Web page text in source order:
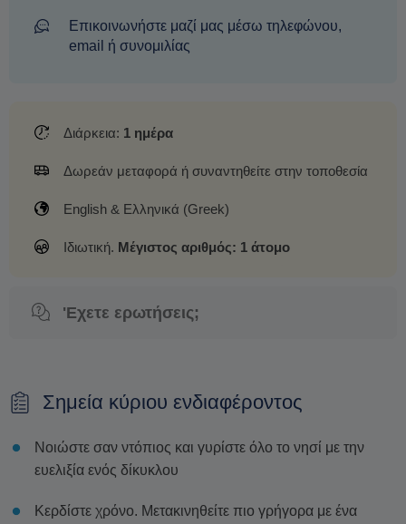
Επικοινωνήστε μαζί μας μέσω τηλεφώνου,
email ή συνομιλίας
Διάρκεια: 1 ημέρα
Δωρεάν μεταφορά ή συναντηθείτε στην τοποθεσία
English & Ελληνικά (Greek)
Ιδιωτική. Μέγιστος αριθμός: 1 άτομο
'Εχετε ερωτήσεις;
Σημεία κύριου ενδιαφέροντος
Νοιώστε σαν ντόπιος και γυρίστε όλο το νησί με την
ευελιξία ενός δίκυκλου
Κερδίστε χρόνο. Μετακινηθείτε πιο γρήγορα με ένα